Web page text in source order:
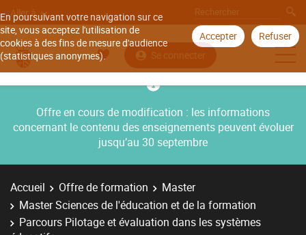
En poursuivant votre navigation sur ce
site, vous acceptez l'utilisation de
cookies à des fins de mesure d'audience
(statistiques anonymes).
Accepter Refuser
Aller à
Se connecter
Offre en cours de modification : les informations
concernant le contenu des enseignements peuvent évoluer
jusqu’au 30 septembre
Accueil Offre de formation
Master
Master Sciences de l'éducation et de la formation
Parcours Pilotage et évaluation dans les systèmes